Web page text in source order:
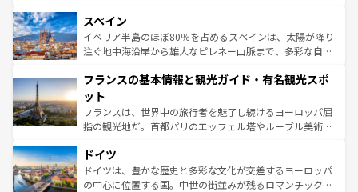
ろん、トスカーナの美しい田園風景やアマルフィ海岸の絶
景など、自然景観も見逃せない。観光の合間には、本場の
ピザやパスタなど、絶品のイタリア料理を堪能することも
ませてくれるイタリアで、忘れられない旅をしてみよう！
なお、新着のイタリア情報は
しい。
スペイン
イベリア半島のほぼ80％を占めるスペインは、太陽が降り
注ぐ地中海沿岸から雄大なピレネー山脈まで、多彩な自然
文化が根付くこの国では、情熱的なフラメンコ、熱気あふ
れる闘牛、そして美味しいタパスが生活の一部となってい
る。首都マドリードの洗練された雰囲気や、バルセロナの
アートに溢れた街角から、地方では古代ローマ遺跡や中世
せる。地方によって風土や気候が異なるスペインはその個
性で訪れる人を魅了する。 なお、新着のスペイン情報は コ
ンテンツ一覧を参照してほしい。
フランスの基本情報と観光ガイド・有名観光スポ
ット
フランスは、世界中の旅行者を魅了し続けるヨーロッパ屈
指の観光地だ。首都パリのエッフェル塔やルーブル美術館
で、幅広い魅力が詰まっている。華麗な宮殿、歴史的な大
聖堂、美しいビーチ、そして豊かな自然が、訪れる者を心
から魅了する。また、フランスは美食の国としても知ら
ドイツ
ドイツは、豊かな歴史と多彩な文化が交差するヨーロッパ
の中心に位置する国。中世の街並みが残るロマンチック街